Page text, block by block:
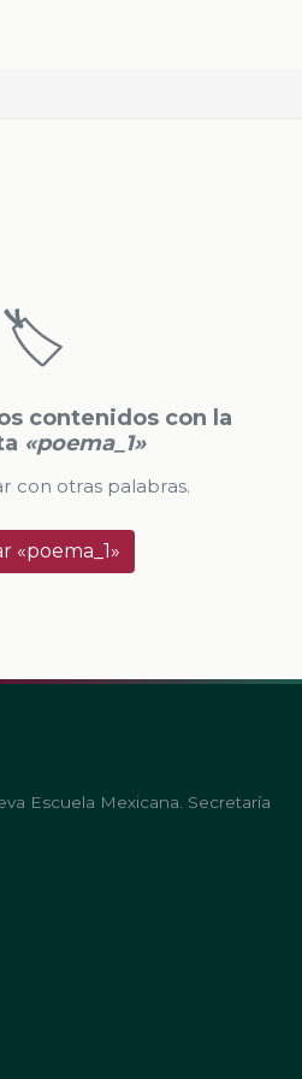
🏷️
contenidos con la
«poema_1»
con otras palabras.
«poema_1»
Escuela Mexicana. Secretaría